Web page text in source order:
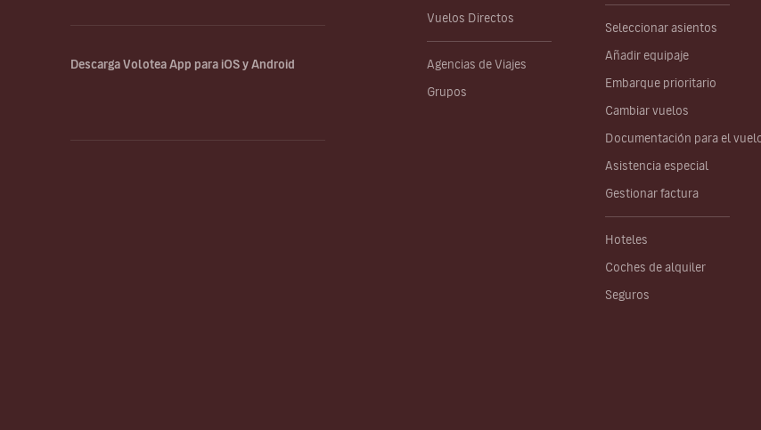
Vuelos Directos
Agencias de Viajes
Grupos
Seleccionar asientos
Añadir equipaje
Embarque prioritario
Cambiar vuelos
Documentación para el
Asistencia especial
Gestionar factura
Hoteles
Coches de alquiler
Seguros
Descarga Volotea App para iOS y Android